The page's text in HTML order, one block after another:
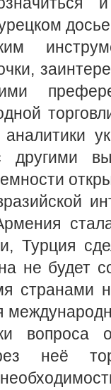
Турция
не будет
странами
вопроса
неё